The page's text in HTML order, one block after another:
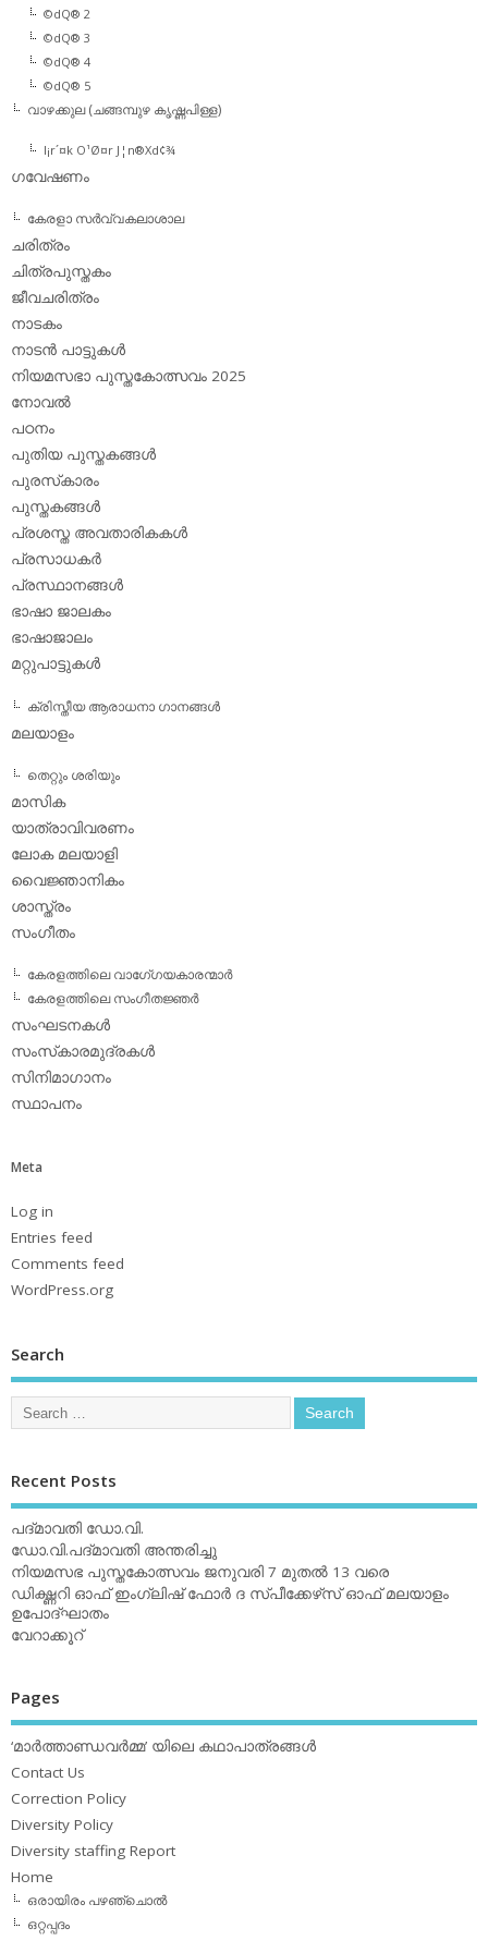
©dQ® 2
©dQ® 3
©dQ® 4
©dQ® 5
വാഴക്കുല (ചങ്ങമ്പുഴ കൃഷ്ണപിള്ള)
l¡r´¤k O¹Ø¤r J¦n®Xd¢¾
ഗവേഷണം
കേരളാ സര്‍വ്വകലാശാല
ചരിത്രം
ചിത്രപുസ്തകം
ജീവചരിത്രം
നാടകം
നാടന്‍ പാട്ടുകള്‍
നിയമസഭാ പുസ്തകോത്സവം 2025
നോവല്‍
പഠനം
പുതിയ പുസ്തകങ്ങള്‍
പുരസ്‌കാരം
പുസ്തകങ്ങള്‍
പ്രശസ്ത അവതാരികകള്‍
പ്രസാധകര്‍
പ്രസ്ഥാനങ്ങള്‍
ഭാഷാ ജാലകം
ഭാഷാജാലം
മറ്റുപാട്ടുകള്‍
ക്രിസ്തീയ ആരാധനാ ഗാനങ്ങള്‍
മലയാളം
തെറ്റും ശരിയും
മാസിക
യാത്രാവിവരണം
ലോക മലയാളി
വൈജ്ഞാനികം
ശാസ്ത്രം
സംഗീതം
കേരളത്തിലെ വാഗേ്ഗയകാരന്മാര്‍
കേരളത്തിലെ സംഗീതജ്ഞര്‍
സംഘടനകള്‍
സംസ്‌കാരമുദ്രകള്‍
സിനിമാഗാനം
സ്ഥാപനം
Meta
Log in
Entries feed
Comments feed
WordPress.org
Search
Recent Posts
പദ്മാവതി ഡോ.വി.
ഡോ.വി.പദ്മാവതി അന്തരിച്ചു
നിയമസഭ പുസ്തകോത്സവം ജനുവരി 7 മുതല്‍ 13 വരെ
ഡിക്ഷ്ണറി ഓഫ് ഇംഗ്ലിഷ് ഫോര്‍ ദ സ്പീക്കേഴ്‌സ് ഓഫ് മലയാളം
ഉപോദ്ഘാതം
വേറാക്കൂറ്
Pages
‘മാര്‍ത്താണ്ഡവര്‍മ്മ’ യിലെ കഥാപാത്രങ്ങള്‍
Contact Us
Correction Policy
Diversity Policy
Diversity staffing Report
Home
ഒരായിരം പഴഞ്ചൊല്‍
ഒറ്റപ്പദം